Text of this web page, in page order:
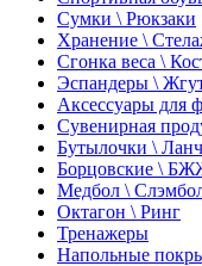
Сумки \ Рюкзаки
Хранение \
Сгонка веса \
Эспандеры \
Аксессуары для
Сувенирная
Бутылочки \
Борцовские \
Медбол \
Октагон \ Ринг
Тренажеры
Напольные